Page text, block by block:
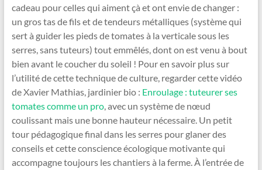
cadeau pour celles qui aiment çà et ont envie de changer :
un gros tas de fils et de tendeurs métalliques (système qui
sert à guider les pieds de tomates à la verticale sous les
serres, sans tuteurs) tout emmêlés, dont on est venu à bout
bien avant le coucher du soleil ! Pour en savoir plus sur
l’utilité de cette technique de culture, regarder cette vidéo
de Xavier Mathias, jardinier bio : Enroulage : tuteurer ses
tomates comme un pro, avec un système de nœud
coulissant mais une bonne hauteur nécessaire. Un petit
tour pédagogique final dans les serres pour glaner des
conseils et cette conscience écologique motivante qui
accompagne toujours les chantiers à la ferme. À l’entrée de